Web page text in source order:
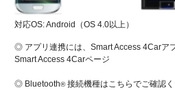
対応OS: Android（OS 4.0以上）
◎ アプリ連携には、Smart Access 4Carア
Smart Access 4Carページ
◎ Bluetooth®接続機種はこちらでご確認く